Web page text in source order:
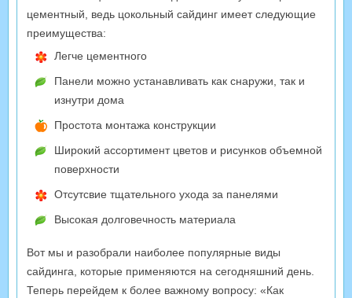
цементный, ведь цокольный сайдинг имеет следующие
преимущества:
Легче цементного
Панели можно устанавливать как снаружи, так и
изнутри дома
Простота монтажа конструкции
Широкий ассортимент цветов и рисунков объемной
поверхности
Отсутсвие тщательного ухода за панелями
Высокая долговечность материала
Вот мы и разобрали наиболее популярные виды
сайдинга, которые применяются на сегодняшний день.
Теперь перейдем к более важному вопросу: «Как